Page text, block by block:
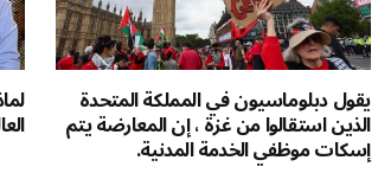
يقول دبلوماسيون في المملكة المتحدة
الذين استقالوا من غزة ، إن المعارضة يتم
إسكات موظفي الخدمة المدنية.